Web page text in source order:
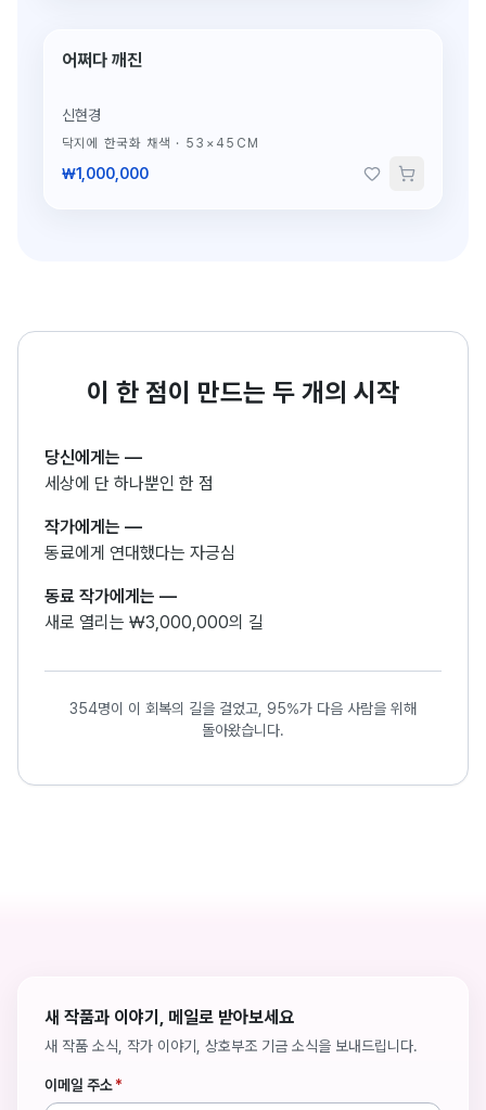
단 1점뿐인 원작
어쩌다 깨진
신현경
닥지에 한국화 채색 · 53×45CM
₩1,000,000
이 한 점이 만드는 두 개의 시작
당신에게는 —
세상에 단 하나뿐인 한 점
작가에게는 —
동료에게 연대했다는 자긍심
동료 작가에게는 —
새로 열리는 ₩3,000,000의 길
354명이 이 회복의 길을 걸었고, 95%가 다음 사람을 위해
돌아왔습니다.
새 작품과 이야기, 메일로 받아보세요
새 작품 소식, 작가 이야기, 상호부조 기금 소식을 보내드립니다.
이메일 주소*